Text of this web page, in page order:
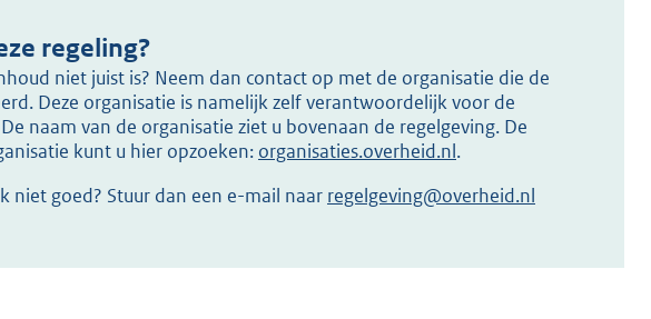
regeling?
niet juist is? Neem dan contact op met de organisatie die de
Deze organisatie is namelijk zelf verantwoordelijk voor de
naam van de organisatie ziet u bovenaan de regelgeving. De
kunt u hier opzoeken: organisaties.overheid.nl.
niet goed? Stuur dan een e-mail naar regelgeving@overheid.nl